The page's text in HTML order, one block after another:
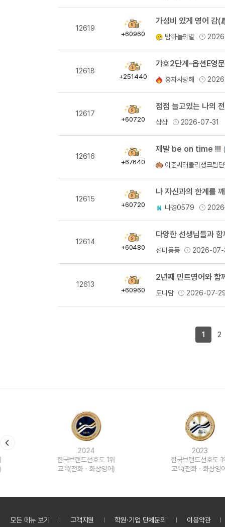
12619
획
득
+60960
가성비 있게 영어 감(
밤하늘의별
12618
획
득
+251440 홍차사랑해
12617
획
득
+60720
점점 늘고있는 나의
샵샵 2026-07-31
12616
획
득
+67640
제발 be on time !!!
이준씨러블리생크림
12615
획
득
+60720
나 자신과의 한계를
나경0579
12614
획
득
+60480
다양한 선생님들과
선미퐁퐁 2026-
12613
획
득
+60960
2년째 민트영어와 함
토니맘 2026-07-
1 2
한국브랜드선호도 1위
교육(전화ㆍ화상영어)
한국브랜드선호도 1위
교육(전화ㆍ화상영어)
모든 메뉴 보기 고객지원 학원·기업 단체문의 이용약관